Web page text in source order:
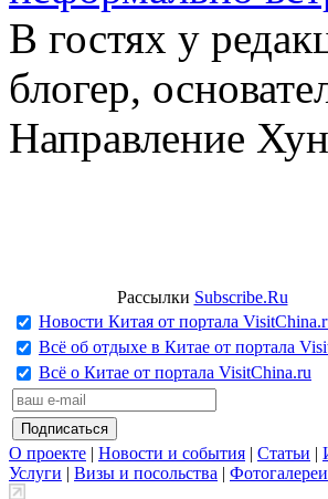
В гостях у
блогер,
Направление
Рассылки Subscribe.Ru
Новости Китая от портала
Всё об отдыхе в Китае от портала
Всё о Китае от портала VisitChina.ru
О проекте | Новости и события | Статьи |
Услуги | Визы и посольства | Фотогалереи